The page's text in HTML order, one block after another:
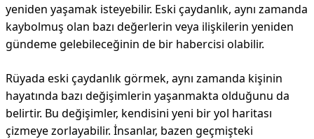
yeniden yaşamak isteyebilir. Eski çaydanlık, aynı zamanda
kaybolmuş olan bazı değerlerin veya ilişkilerin yeniden
gündeme gelebileceğinin de bir habercisi olabilir.
Rüyada eski çaydanlık görmek, aynı zamanda kişinin
hayatında bazı değişimlerin yaşanmakta olduğunu da
belirtir. Bu değişimler, kendisini yeni bir yol haritası
çizmeye zorlayabilir. İnsanlar, bazen geçmişteki